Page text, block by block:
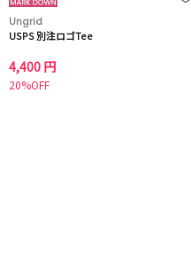
Ungrid
USPS 別注ロゴTee
4,400 円
20%OFF